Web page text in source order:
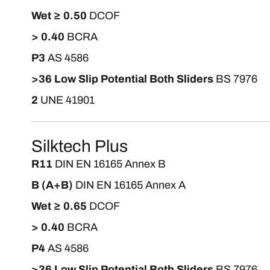
Wet ≥ 0.50 DCOF
> 0.40 BCRA
P3 AS 4586
>36 Low Slip Potential Both Sliders BS 7976
2 UNE 41901
Silktech Plus
R11 DIN EN 16165 Annex B
B (A+B) DIN EN 16165 Annex A
Wet ≥ 0.65 DCOF
> 0.40 BCRA
P4 AS 4586